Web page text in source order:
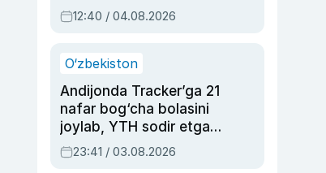
intellektni boshqara
olmay qolishidan xavotir
12:40 / 04.08.2026
O‘zbekiston
Andijonda Tracker’ga 21
nafar bog‘cha bolasini
joylab, YTH sodir etgan
ayolga sud hukmi o‘qildi
23:41 / 03.08.2026